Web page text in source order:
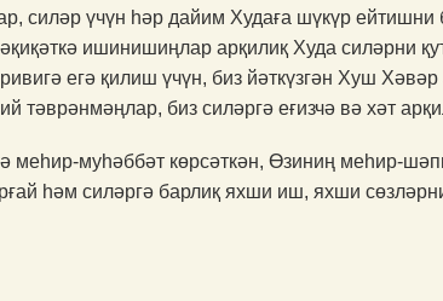
силәр үчүн һәр дайим Худаға шүкүр
ишинишиңлар арқилиқ Худа силәрни
егә қилиш үчүн, биз йәткүзгән Хуш Хәвәр
тәврәнмәңлар, биз силәр­гә еғизчә вә хәт
меһир-муһәббәт көрсәткән, Өзиниң меһир-
һәм силәргә барлиқ яхши иш, яхши